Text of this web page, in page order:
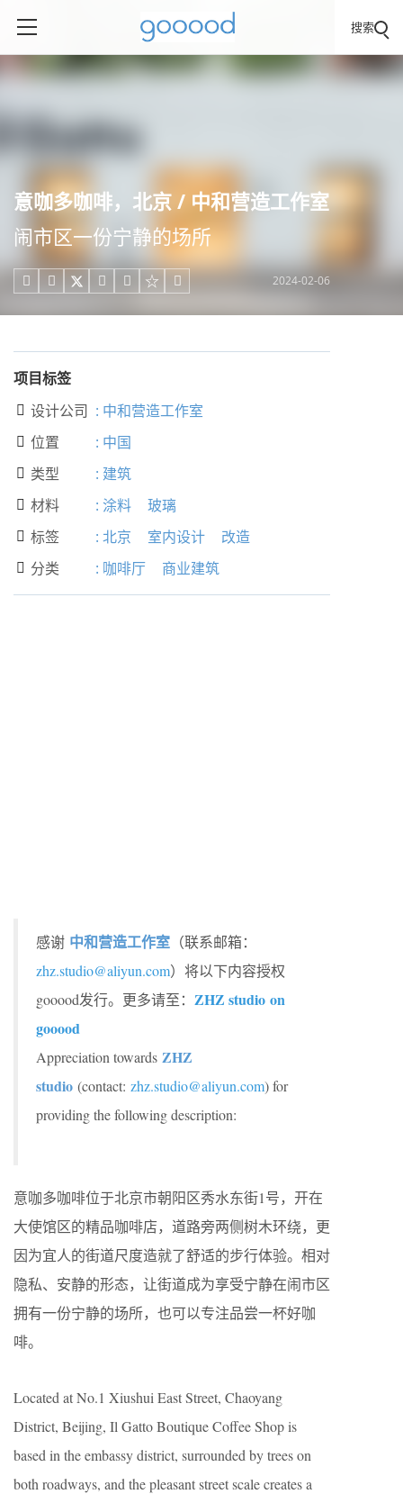
搜索
意咖多咖啡，北京 / 中和营造工作室
闹市区一份宁静的场所
     2024-02-06
项目标签
 设计公司 : 中和营造工作室
 位置 : 中国
 类型 : 建筑
 材料 : 涂料 玻璃
 标签 : 北京 室内设计 改造
 分类 : 咖啡厅 商业建筑
感谢 中和营造工作室 （联系邮箱：
zhz.studio@aliyun.com）将以下内容授权
gooood发行。更多请至： ZHZ studio on
gooood
Appreciation towards ZHZ
studio (contact: zhz.studio@aliyun.com) for
providing the following description:
意咖多咖啡位于北京市朝阳区秀水东街1号，开在
大使馆区的精品咖啡店，道路旁两侧树木环绕，更
因为宜人的街道尺度造就了舒适的步行体验。相对
隐私、安静的形态，让街道成为享受宁静在闹市区
拥有一份宁静的场所，也可以专注品尝一杯好咖
啡。
Located at No.1 Xiushui East Street, Chaoyang
District, Beijing, Il Gatto Boutique Coffee Shop is
based in the embassy district, surrounded by trees on
both roadways, and the pleasant street scale creates a